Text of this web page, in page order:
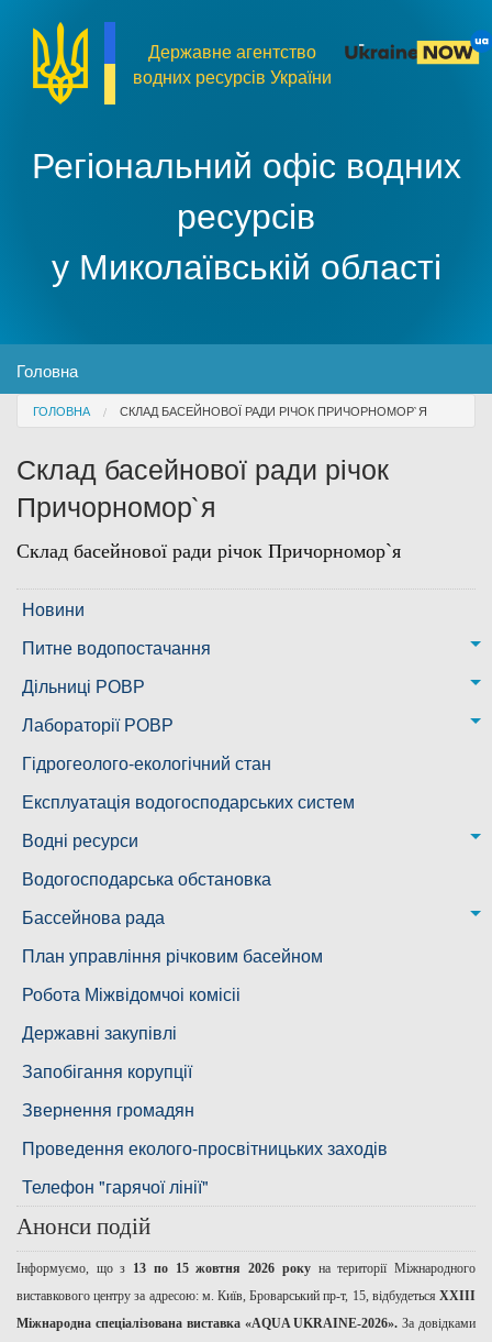
Регіональний офіс водних
ресурсів
у Миколаївській області
Державне агентство
водних ресурсів України
MENU
Головна
Про організацію
Доступ до публічної інформації
Дозвіл на спеціальне водокористування
You are here
ГОЛОВНА СКЛАД БАСЕЙНОВОЇ РАДИ РІЧОК ПРИЧОРНОМОР`Я
Склад басейнової ради річок
Причорномор`я
Склад басейнової ради річок Причорномор`я
Новини
Питне водопостачання
м. Миколаїв
Казанківська ТГ
Дільниці РОВР
Новоодеська дільниця – водогін № 1,2
Воскресенська дільниця – водогін № 3
Ковалівська дільниця
Новобузька дільниця
Снігурівська дільниця
Дільниця з обслуговування насосного обладнання та
водоочисних установок
Лабораторії РОВР
Лабораторія моніторингу вод
Лабораторія питного водопостачання
Гідрогеолого-екологічний стан
Експлуатація водогосподарських систем
Водні ресурси
Режими роботи водних об’єктів
Водогосподарська обстановка
Бассейнова рада
Басейнова рада Південного Бугу
Басейнова рада нижнього Дніпра
Басейнова рада річок Причорномор'я
План управління річковим басейном
Робота Міжвідомчоі комісіі
Державні закупівлі
Запобігання корупції
Звернення громадян
Проведення еколого-просвітницьких заходів
Телефон "гарячої лінії"
Анонси подій
Інформуємо, що з 13 по 15 жовтня 2026 рокуна території Міжнародного
виставкового центру за адресою: м. Київ, Броварський пр-т, 15, відбудеться ХХІІІ
Міжнародна спеціалізована виставка «AQUA UKRAINE-2026».За довідками